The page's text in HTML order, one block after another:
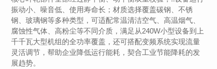
振动小、噪音低、使用寿命长；材质选择覆盖碳钢、不锈
钢、玻璃钢等多种类型，可适配常温清洁空气、高温烟气、
腐蚀性气体、高粉尘等不同介质，满足从240W小型设备到上
千千瓦大型机组的全功率覆盖，还可搭配变频系统实现流量
灵活调节，帮助企业降低运行能耗，契合工业节能降耗的发
展趋势。